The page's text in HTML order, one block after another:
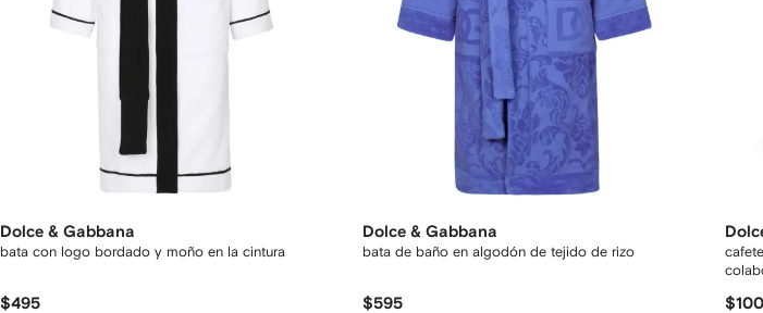
Dolce & Gabbana
bata con logo bordado y moño en la cintura
$495
Dolce & Gabbana
bata de baño en algodón de tejido de rizo
$595 $100